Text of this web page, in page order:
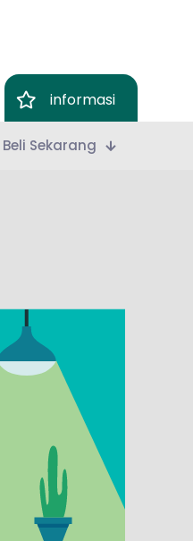
informasi
Beli Sekarang